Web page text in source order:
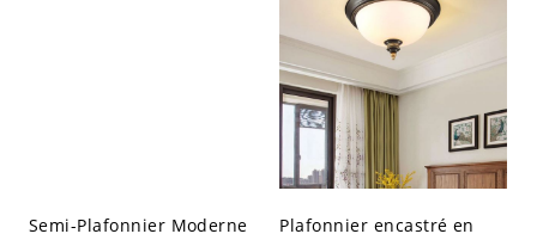
Semi-Plafonnier Moderne
Plafonnier encastré en